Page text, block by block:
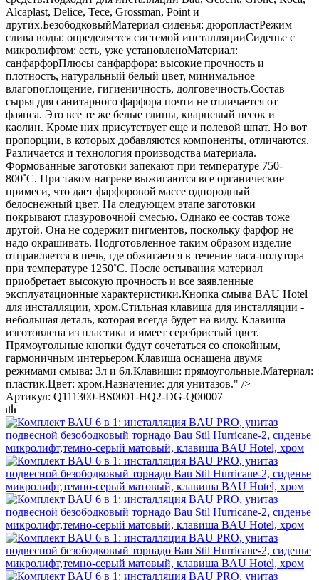
Alcaplast, Delice, Tece, Grossman, Point и
других.БезободковыйМатериал сиденья: дюропластРежим
слива воды: определяется системой инсталляцииСиденье с
микролифтом: есть, уже установленоМатериал:
санфарфорПлюсы санфарфора: высокие прочность и
плотность, натуральный белый цвет, минимальное
влагопоглощение, гигиеничность, долговечность.Состав
сырья для санитарного фарфора почти не отличается от
фаянса. Это все те же белые глины, кварцевый песок и
каолин. Кроме них присутствует еще и полевой шпат. Но вот
пропорции, в которых добавляются компоненты, отличаются.
Различается и технология производства материала.
Формованные заготовки запекают при температуре 750-
800˚С. При таком нагреве выжигаются все органические
примеси, что дает фарфоровой массе однородный
белоснежный цвет. На следующем этапе заготовки
покрывают глазуровочной смесью. Однако ее состав тоже
другой. Она не содержит пигментов, поскольку фарфор не
надо окрашивать. Подготовленное таким образом изделие
отправляется в печь, где обжигается в течение часа-полутора
при температуре 1250˚С. После остывания материал
приобретает высокую прочность и все заявленные
эксплуатационные характеристики.Кнопка смыва BAU Hotel
для инсталляции, хром.Стильная клавиша для инсталляции -
небольшая деталь, которая всегда будет на виду. Клавиша
изготовлена из пластика и имеет серебристый цвет.
Прямоугольные кнопки будут сочетаться со спокойным,
гармоничным интерьером.Клавиша оснащена двумя
режимами смыва: 3л и 6л.Клавиши: прямоугольные.Материал:
пластик.Цвет: хром.Назначение: для унитазов." />
Артикул: Q111300-BS0001-HQ2-DG-Q00007